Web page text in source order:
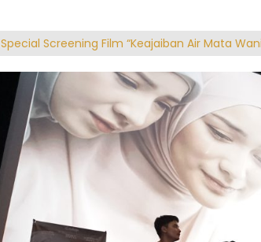
Special Screening Film “Keajaiban Air Mata